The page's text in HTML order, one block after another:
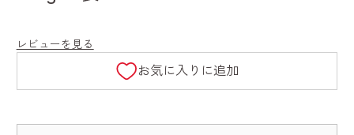
レビューを見る
お気に入りに追加